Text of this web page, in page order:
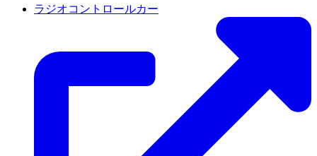
ラジオコントロールカー